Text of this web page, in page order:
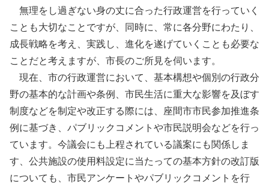
無理をし過ぎない身の丈に合った行政運営を行っていく
ことも大切なことですが、同時に、常に各分野にわたり、
成長戦略を考え、実践し、進化を遂げていくことも必要な
ことだと考えますが、市長のご所見を伺います。
現在、市の行政運営において、基本構想や個別の行政分
野の基本的な計画や条例、市民生活に重大な影響を及ぼす
制度などを制定や改正する際には、座間市市民参加推進条
例に基づき、パブリックコメントや市民説明会などを行っ
ています。今議会にも上程されている議案にも関係しま
す、公共施設の使用料設定に当たっての基本方針の改訂版
についても、市民アンケートやパブリックコメントを行